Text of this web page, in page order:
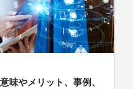
味やメリット、事例、